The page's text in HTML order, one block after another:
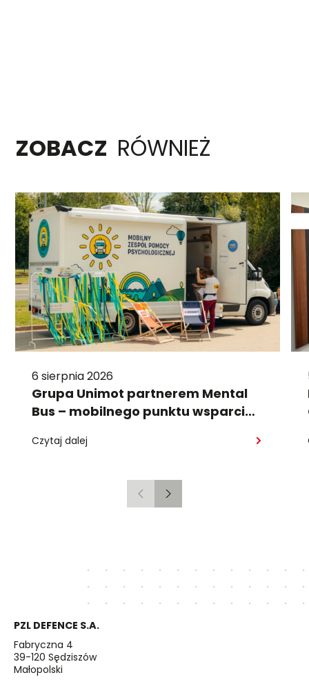
ZOBACZ RÓWNIEŻ
6 sierpnia 2026
Grupa Unimot partnerem Mental
Bus – mobilnego punktu wsparcia
Czytaj dalej
PoprzedniNastępny
PZL DEFENCE S.A.
Fabryczna 4
39-120 Sędziszów
Małopolski